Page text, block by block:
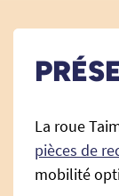
La roue
pièces de
mobilité